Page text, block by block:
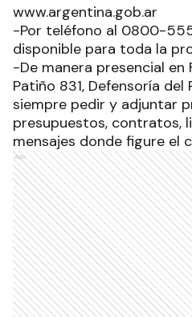
www.argentina.gob.ar
-Por teléfono al 0800-
disponible para toda la
-De manera presencial en
Patiño 831, Defensoría
siempre pedir y adjuntar
presupuestos, contratos,
mensajes donde figure el
Ads